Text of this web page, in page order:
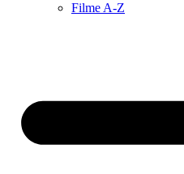
Filme A-Z